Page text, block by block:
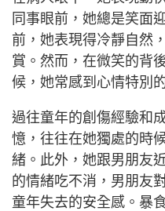
同事眼前，她總是笑面
前，她表現得冷靜自然
賞。然而，在微笑的背
候，她常感到心情特別
過往童年的創傷經驗和
憶，往往在她獨處的時
緒。此外，她跟男朋友
的情緒吃不消，男朋友
童年失去的安全感。暴